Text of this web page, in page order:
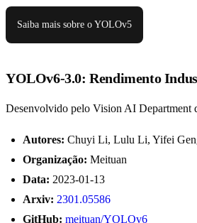
Saiba mais sobre o YOLOv5
YOLOv6-3.0: Rendimento
Desenvolvido pelo Vision AI Department
Autores: Chuyi Li, Lulu Li, Yifei
Organização: Meituan
Data: 2023-01-13
Arxiv: 2301.05586
GitHub: meituan/YOLOv6